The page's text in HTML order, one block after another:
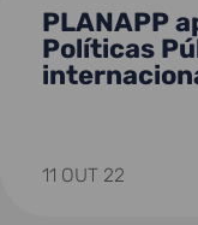
PLANAPP
Políticas
11 OUT 22